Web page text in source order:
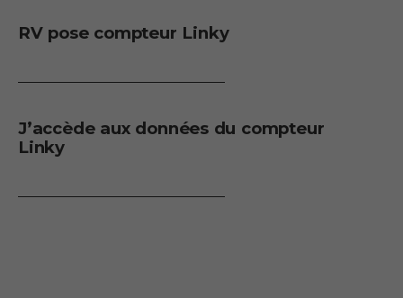
RV pose compteur Linky
J’accède aux données du compteur
Linky